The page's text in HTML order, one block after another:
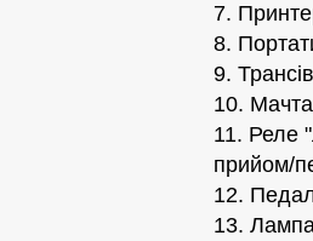
7.
8.
9.
10.
11. Реле
прийом/
12.
13.